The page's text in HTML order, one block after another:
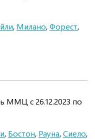
, Милано,Форест,
ММЦ c 26.12.2023 по
, Бостон, Рауна,Сиело,